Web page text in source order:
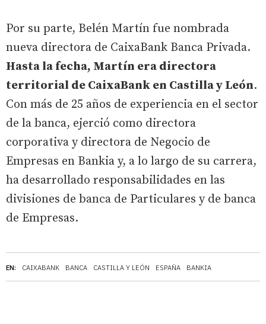
EN: CAIXABANK BANCA CASTILLA Y LEÓN ESPAÑA BANKIA
Por su parte, Belén Martín fue nombrada
nueva directora de CaixaBank Banca Privada.
Hasta la fecha, Martín era directora
territorial de CaixaBank en Castilla y León.
Con más de 25 años de experiencia en el sector
de la banca, ejerció como directora
corporativa y directora de Negocio de
Empresas en Bankia y, a lo largo de su carrera,
ha desarrollado responsabilidades en las
divisiones de banca de Particulares y de banca
de Empresas.